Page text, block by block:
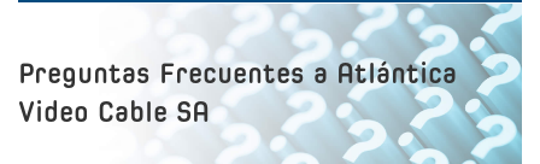
Preguntas Frecuentes a Atlántica
Video Cable SA